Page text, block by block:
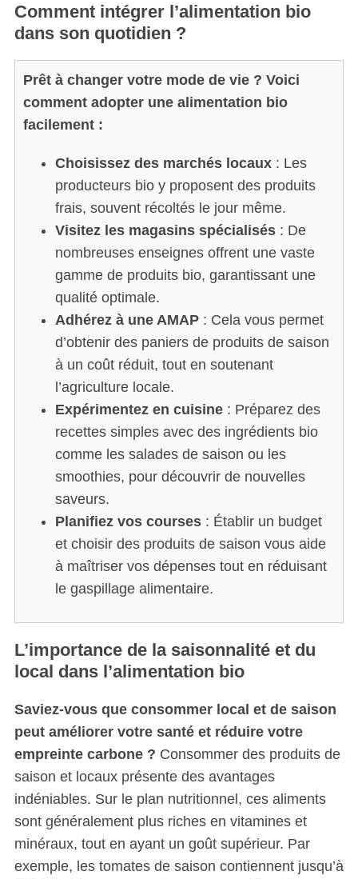
Comment intégrer l’alimentation bio
dans son quotidien ?
Prêt à changer votre mode de vie ? Voici
comment adopter une alimentation bio
facilement :
Choisissez des marchés locaux: Les
producteurs bio y proposent des produits
frais, souvent récoltés le jour même.
Visitez les magasins spécialisés: De
nombreuses enseignes offrent une vaste
gamme de produits bio, garantissant une
qualité optimale.
Adhérez à une AMAP: Cela vous permet
d’obtenir des paniers de produits de saison
à un coût réduit, tout en soutenant
l’agriculture locale.
Expérimentez en cuisine: Préparez des
recettes simples avec des ingrédients bio
comme les salades de saison ou les
smoothies, pour découvrir de nouvelles
saveurs.
Planifiez vos courses: Établir un budget
et choisir des produits de saison vous aide
à maîtriser vos dépenses tout en réduisant
le gaspillage alimentaire.
L’importance de la saisonnalité et du
local dans l’alimentation bio
Saviez-vous que consommer local et de saison
peut améliorer votre santé et réduire votre
empreinte carbone ? Consommer des produits de
saison et locaux présente des avantages
indéniables. Sur le plan nutritionnel, ces aliments
sont généralement plus riches en vitamines et
minéraux, tout en ayant un goût supérieur. Par
exemple, les tomates de saison contiennent jusqu’à